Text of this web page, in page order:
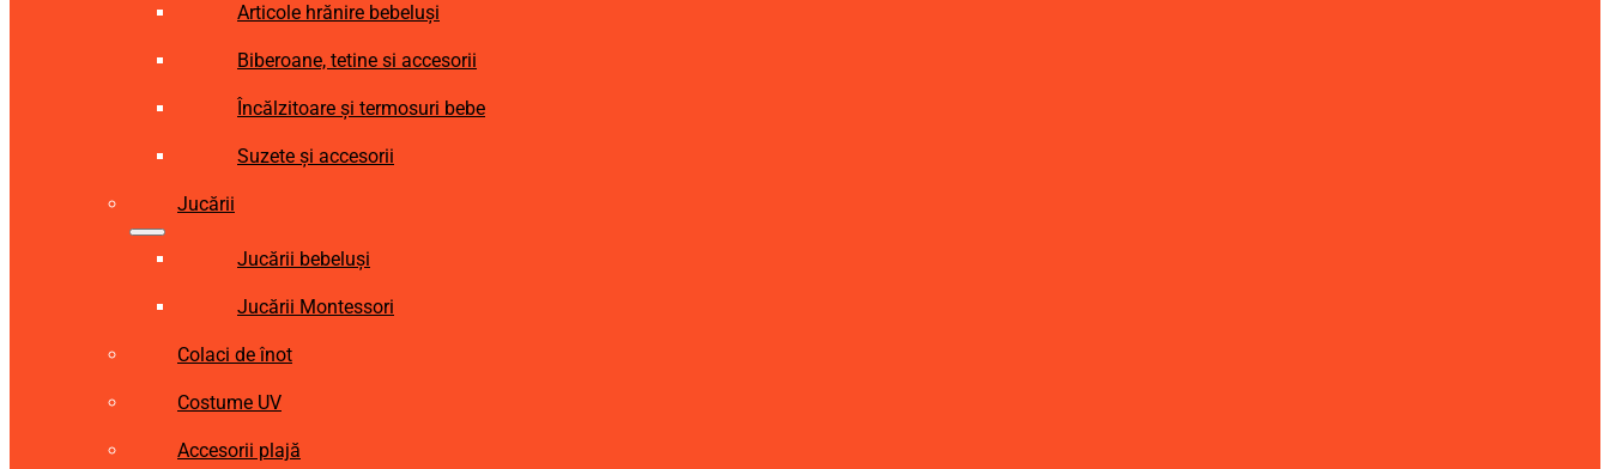
Articole hrănire bebeluși
Biberoane, tetine si accesorii
Încălzitoare și termosuri bebe
Suzete și accesorii
Jucării
Jucării bebeluși
Jucării Montessori
Colaci de înot
Costume UV
Accesorii plajă